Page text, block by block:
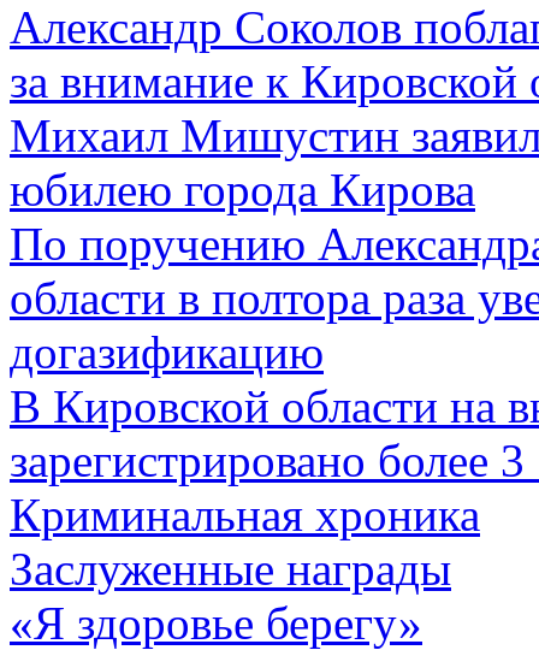
Александр Соколов
за внимание к Кировской
Михаил Мишустин
юбилею города Кирова
По поручению
области в полтора раза
догазификацию
В Кировской области на
зарегистрировано более
Криминальная хроника
Заслуженные награды
«Я здоровье берегу»